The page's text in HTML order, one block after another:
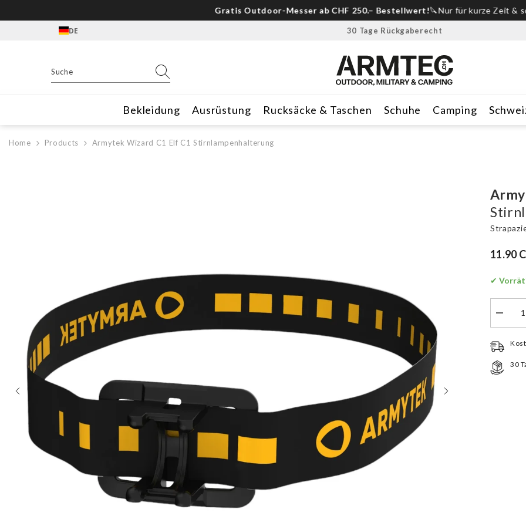
Gratis Outdoor-Messer ab CHF 250.– Bestellwert!🔪Nur für kurze Zeit &
DE 30 Tage Rückgaberecht
Bekleidung Ausrüstung Rucksäcke & Taschen Schuhe Camping
Home Products Armytek Wizard C1 Elf C1 Stirnlampenhalterung
11.90
✔
Wizard
C1
Elf
30